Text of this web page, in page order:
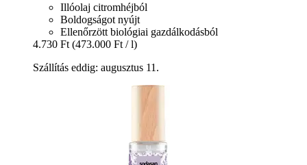
Illóolaj citromhéjból
Boldogságot nyújt
Ellenőrzött biológiai gazdálkodásból
4.730 Ft (473.000 Ft / l)
Szállítás eddig: augusztus 11.